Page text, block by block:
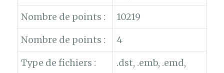
Nombre de points :
10219
Nombre de points :
4
Type de fichiers :
.dst, .emb, .emd,